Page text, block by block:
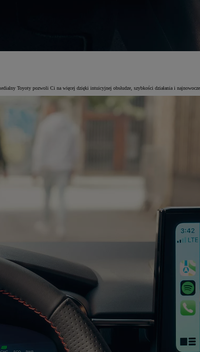
Toyoty pozwoli Ci na więcej dzięki intuicyjnej obsłudze, szybkości działania i